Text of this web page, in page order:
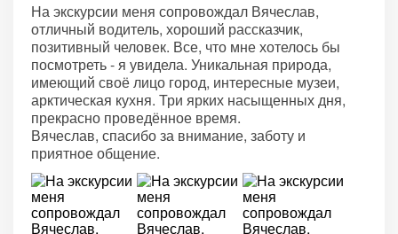
На экскурсии меня сопровождал Вячеслав,
отличный водитель, хороший рассказчик,
позитивный человек. Все, что мне хотелось бы
посмотреть - я увидела. Уникальная природа,
имеющий своё лицо город, интересные музеи,
арктическая кухня. Три ярких насыщенных дня,
прекрасно проведённое время.
Вячеслав, спасибо за внимание, заботу и
приятное общение.